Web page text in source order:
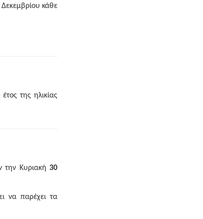
κάθε
της ηλικίας
Κυριακή 30
να παρέχει τα